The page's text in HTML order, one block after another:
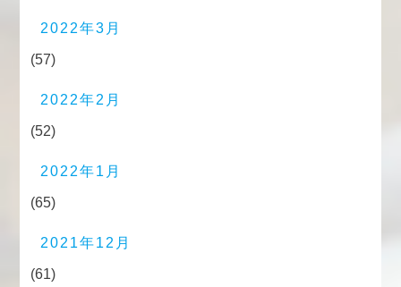
2022年3月
(57)
2022年2月
(52)
2022年1月
(65)
2021年12月
(61)